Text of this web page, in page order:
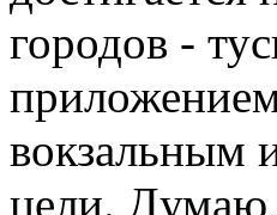
городов -
вокзальным
цели.